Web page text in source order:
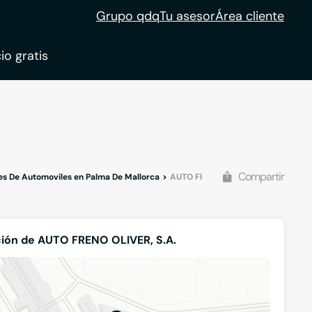
Grupo qdqTu asesorÁrea cliente
gratis
De Automoviles en Palma De Mallorca AUTO FRENO OLIVER, S.A.
Compartir
de AUTO FRENO OLIVER, S.A.